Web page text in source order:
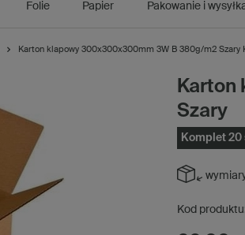
Folie Papier Pakowanie i
Karton klapowy 300x300x300mm 3W B 380g/m2 Szary
Szary
Komplet 20
Kod